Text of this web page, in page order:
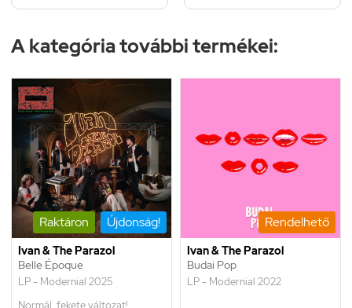
A kategória további termékei:
Raktáron Újdonság!
Ivan & The Parazol
Belle Époque
LP - Modernial 2025
Normál, fekete változat!
Rendelhető
Ivan & The Parazol
Budai Pop
LP - Modernial 2022